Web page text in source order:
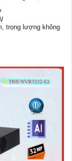
trọng lượng không